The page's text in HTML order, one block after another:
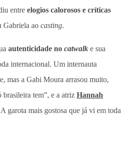
entre elogios calorosos e críticas
Gabriela ao casting.
autenticidade no catwalk e sua
internacional. Um internauta
mas a Gabi Moura arrasou muito,
brasileira tem”, e a atriz Hannah
garota mais gostosa que já vi em toda